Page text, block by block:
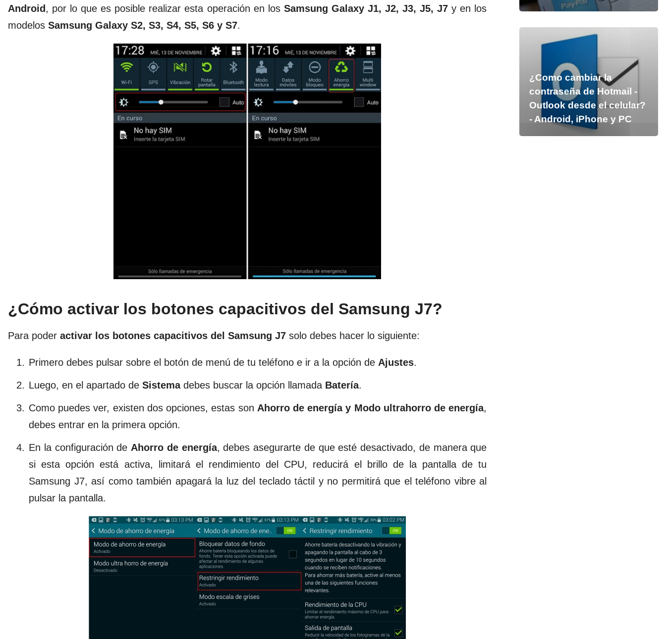
Android, por lo que es posible realizar esta operación en los Samsung Galaxy J1, J2, J3, J5, J7 y en los
modelos Samsung Galaxy S2, S3, S4, S5, S6 y S7.
¿Cómo activar los botones capacitivos del Samsung J7?
Para poder activar los botones capacitivos del Samsung J7 solo debes hacer lo siguiente:
Primero debes pulsar sobre el botón de menú de tu teléfono e ir a la opción de Ajustes.
Luego, en el apartado de Sistemadebes buscar la opción llamada Batería.
Como puedes ver, existen dos opciones, estas son Ahorro de energía y Modo ultrahorro de energía,
debes entrar en la primera opción.
En la configuración de Ahorro de energía, debes asegurarte de que esté desactivado, de manera que
si esta opción está activa, limitará el rendimiento del CPU, reducirá el brillo de la pantalla de tu
Samsung J7, así como también apagará la luz del teclado táctil y no permitirá que el teléfono vibre al
pulsar la pantalla.
¿Como cambiar la
contraseña de Hotmail -
Outlook desde el celular?
- Android, iPhone y PC